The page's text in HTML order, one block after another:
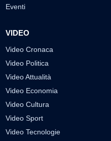
Eventi
VIDEO
Video Cronaca
Video Politica
Video Attualità
Video Economia
Video Cultura
Video Sport
Video Tecnologie